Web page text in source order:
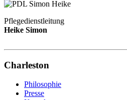
Pflegedienstleitung
Heike Simon
Charleston
Philosophie
Presse